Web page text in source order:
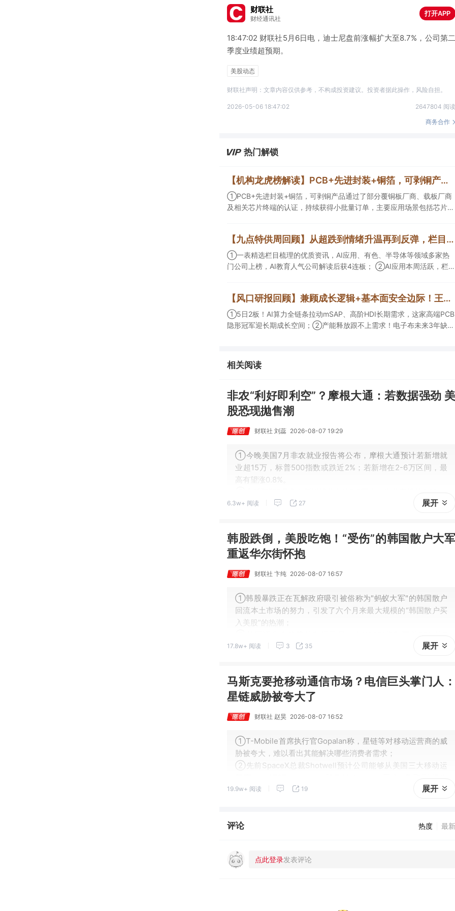
财联社
财经通讯社
打开APP
18:47:02 财联社5月6日电，迪士尼盘前涨幅扩大至8.7%，公司第二
季度业绩超预期。
美股动态
财联社声明：文章内容仅供参考，不构成投资建议。投资者据此操作，风险自担。
2026-05-06 18:47:02
2647804 阅读
商务合作
热门解锁
【机构龙虎榜解读】PCB+先进封装+铜箔，可剥铜产品通过了部分覆铜板厂商、载板厂商及相关芯片终端的认证，持续获得小批量订单，主要应用场景包括芯片封装光模块用PCB，机构大额净买入这家公司
①PCB+先进封装+铜箔，可剥铜产品通过了部分覆铜板厂商、载板厂商
及相关芯片终端的认证，持续获得小批量订单，主要应用场景包括芯片封
具备承接细胞与基因治疗产品商业化受托生产的合规资质，这家公司获净
买入。
【九点特供周回顾】从超跌到情绪升温再到反弹，栏目梳理AI应用题材逻辑，AI教育人气公司解读后获4连板
①一表精选栏目梳理的优质资讯，AI应用、有色、半导体等领域多家热
门公司上榜，AI教育人气公司解读后获4连板； ②AI应用本周活跃，栏目
提及2家核心公司双双涨停。
【风口研报回顾】兼顾成长逻辑+基本面安全边际！王牌自营前瞻覆盖“pcb+MLCC+电子布”，梳理AI产业链优质标的“深坑起跳”
①5日2板！AI算力全链条拉动mSAP、高阶HDI长期需求，这家高端PCB
隐形冠军迎长期成长空间；②产能释放跟不上需求！电子布未来3年缺口
王牌自营前瞻捕捉“预期差”，3日大涨26%。
相关阅读
非农“利好即利空”？摩根大通：若数据强劲 美
股恐现拋售潮
财联社 刘蕊 2026-08-07 19:29
①今晚美国7月非农就业报告将公布，摩根大通预计若新增就
业超15万，标普500指数或跌近2%；若新增在2-6万区间，最
高有望涨0.8%。
6.3w+ 阅读 27 展开
韩股跌倒，美股吃饱！“受伤”的韩国散户大军
重返华尔街怀抱
财联社 卞纯 2026-08-07 16:57
①韩股暴跌正在瓦解政府吸引被俗称为"蚂蚁大军"的韩国散户
回流本土市场的努力，引发了六个月来最大规模的“韩国散户买
入美股”的热潮；
月，韩国散户买入美股的规模高达46亿美元。这一数字远超20
17.8w+ 阅读 3 35 展开
马斯克要抢移动通信市场？电信巨头掌门人：
星链威胁被夸大了
财联社 赵昊 2026-08-07 16:52
①T-Mobile首席执行官Gopalan称，星链等对移动运营商的威
胁被夸大，难以看出其能解决哪些消费者需求；
②先前SpaceX总裁Shotwell预计公司能够从美国三大移动运
多”的客户。
19.9w+ 阅读 19 展开
评论 热度 最新